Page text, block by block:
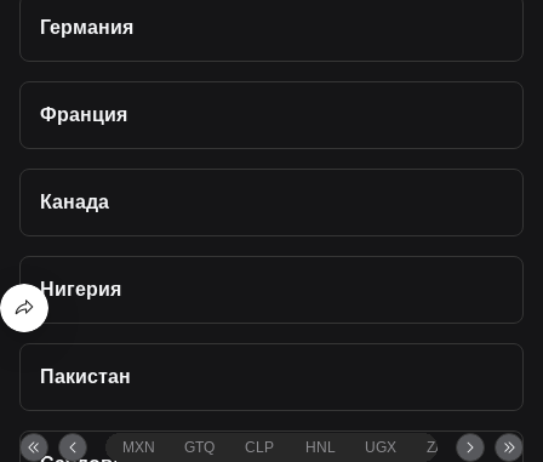
Германия
Франция
Канада
Нигерия
Пакистан
MXN GTQ CLP HNL UGX ZAR TND